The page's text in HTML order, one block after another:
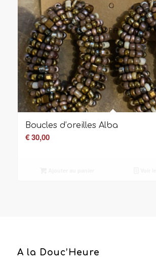
Boucles d’oreilles Alba
€30,00
A la Douc’Heure